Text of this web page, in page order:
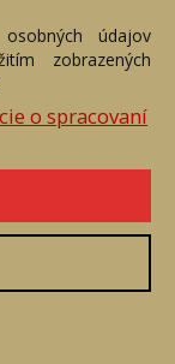
údajov
zobrazených
o spracovaní